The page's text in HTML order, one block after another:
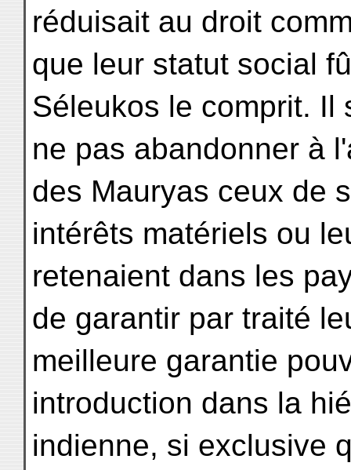
réduisait au droit
que leur statut social
Séleukos le comprit. Il
ne pas abandonner à
des Mauryas ceux de
intérêts matériels ou
retenaient dans les
de garantir par traité
meilleure garantie
introduction dans la
indienne, si exclusive